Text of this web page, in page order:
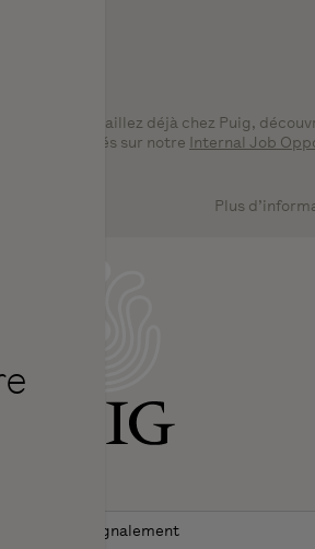
Si vous travaillez déjà chez Puig,
opportunités sur notre Internal Job
Plus
Canal de signalement